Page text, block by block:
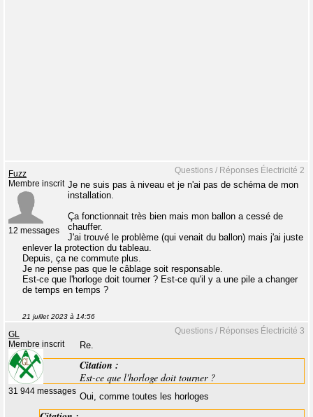
Questions / Réponses Électricité 2
Fuzz
Membre inscrit
12 messages
Je ne suis pas à niveau et je n'ai pas de schéma de mon
installation.
Ça fonctionnait très bien mais mon ballon a cessé de
chauffer.
J'ai trouvé le problème (qui venait du ballon) mais j'ai juste
enlever la protection du tableau.
Depuis, ça ne commute plus.
Je ne pense pas que le câblage soit responsable.
Est-ce que l'horloge doit tourner ? Est-ce qu'il y a une pile a changer
de temps en temps ?
21 juillet 2023 à 14:56
Questions / Réponses Électricité 3
GL
Membre inscrit
31 944 messages
Re.
Citation :
Est-ce que l'horloge doit tourner ?
Oui, comme toutes les horloges